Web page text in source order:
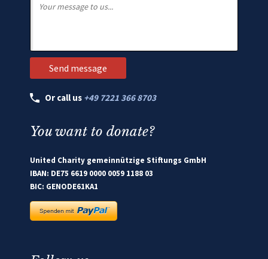
Or call us +49 7221 366 8703
You want to donate?
United Charity gemeinnützige Stiftungs GmbH
IBAN: DE75 6619 0000 0059 1188 03
BIC: GENODE61KA1